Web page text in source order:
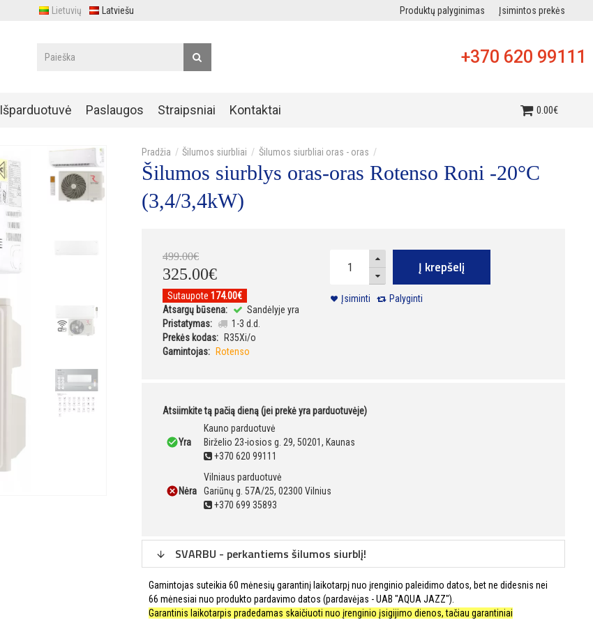
Lietuvių Latviešu Produktų palyginimas Įsimintos prekės
+370 620 99111
Išparduotuvė Paslaugos Straipsniai Kontaktai 0.00€
Šilumos siurbliai Šilumos siurbliai oras - oras
Šilumos siurblys oras-oras Rotenso Roni -20°C
(3,4/3,4kW)
499.00€
325.00€
Sutaupote 174.00€
Atsargų būsena:
Sandėlyje yra
Pristatymas:
1-3 d.d.
Prekės kodas:
R35Xi/o
Gamintojas:
Rotenso
Į krepšelį
Įsiminti Palyginti
Atsiimkite tą pačią dieną (jei prekė yra parduotuvėje)
Yra
Kauno parduotuvė
Birželio 23-iosios g. 29, 50201, Kaunas
+370 620 99111
Nėra
Vilniaus parduotuvė
Gariūnų g. 57A/25, 02300 Vilnius
+370 699 35893
SVARBU - perkantiems šilumos siurblį!
Gamintojas suteikia 60 mėnesių garantinį laikotarpį nuo įrenginio paleidimo datos, bet ne didesnis nei
66 mėnesiai nuo produkto pardavimo datos (pardavėjas - UAB "AQUA JAZZ").
Garantinis laikotarpis pradedamas skaičiuoti nuo įrenginio įsigijimo dienos, tačiau garantiniai